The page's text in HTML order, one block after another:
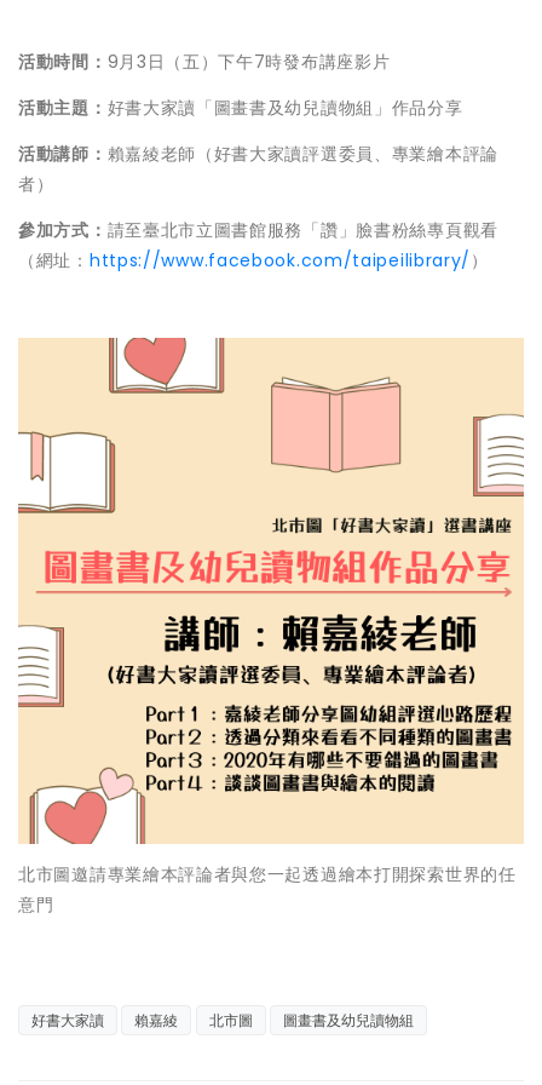
活動時間： 9月3日（五）下午7時發布講座影片
活動主題： 好書大家讀「圖畫書及幼兒讀物組」作品分享
活動講師： 賴嘉綾老師（好書大家讀評選委員、專業繪本評論
者）
參加方式： 請至臺北市立圖書館服務「讚」臉書粉絲專頁觀看
（網址： https://www.facebook.com/taipeilibrary/ ）
北市圖邀請專業繪本評論者與您一起透過繪本打開探索世界的任
意門
好書大家讀 賴嘉綾 北市圖 圖畫書及幼兒讀物組